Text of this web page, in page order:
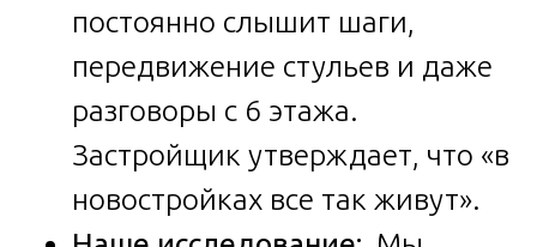
постоянно слышит шаги,
передвижение стульев и даже
разговоры с 6 этажа.
Застройщик утверждает, что «в
новостройках все так живут».